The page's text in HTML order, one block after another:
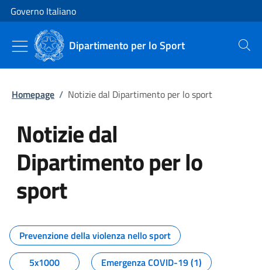
Vai al contenuto
Vai alla navigazione del sito
Governo Italiano
Dipartimento per lo Sport Cerca
Homepage / Notizie dal Dipartimento per lo sport
Notizie dal
Dipartimento per lo
sport
Tutti i contenuti della pagina
Prevenzione della violenza nello sport
5x1000
Emergenza COVID-19 (1)